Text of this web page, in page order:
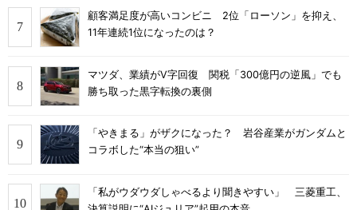
顧客満足度が高いコンビニ 2位「ローソン」を抑え、
11年連続1位になったのは？
マツダ、業績がV字回復 関税「300億円の逆風」でも
勝ち取った黒字転換の裏側
「やきまる」がザクになった？ 岩谷産業がガンダムと
コラボした“本当の狙い”
「私がウダウダしゃべるより聞きやすい」 三菱重工、